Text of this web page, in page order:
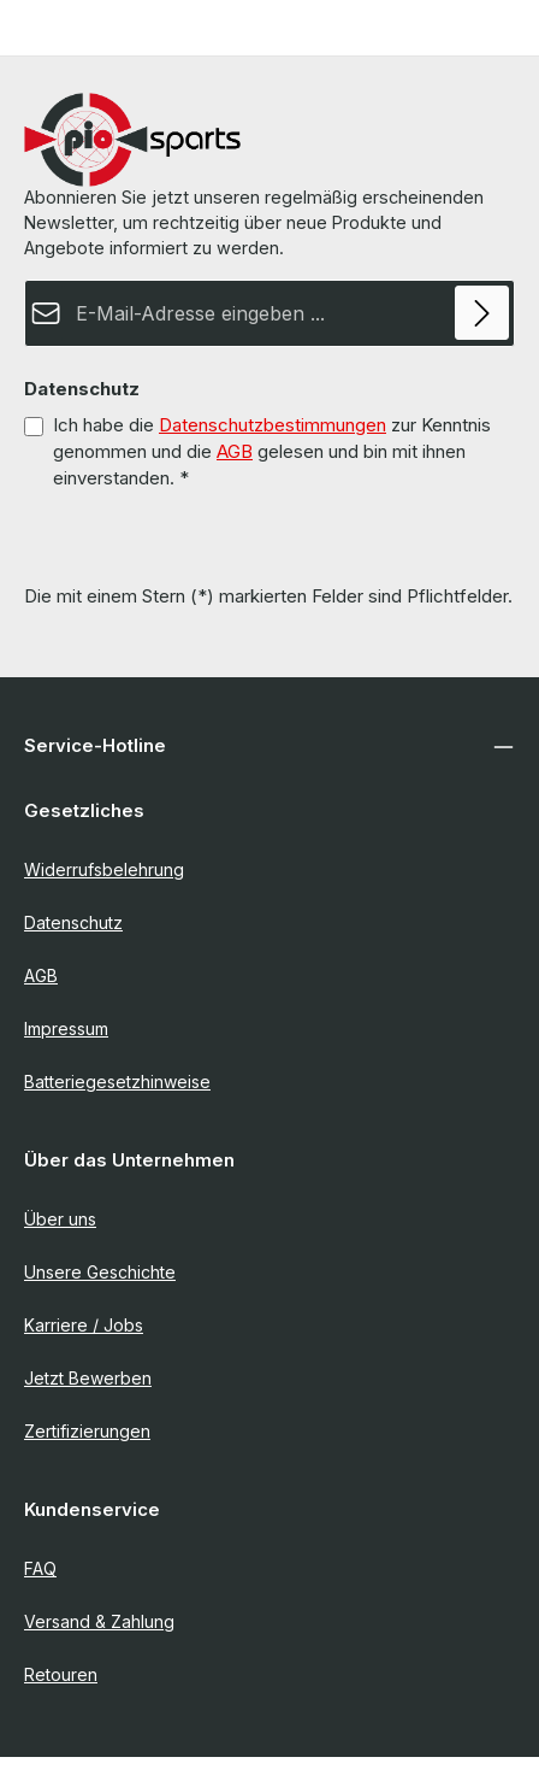
Abonnieren Sie jetzt unseren regelmäßig erscheinenden
Newsletter, um rechtzeitig über neue Produkte und
Angebote informiert zu werden.
Datenschutz
Ich habe die Datenschutzbestimmungen zur Kenntnis
genommen und die AGB gelesen und bin mit ihnen
einverstanden. *
Die mit einem Stern (*) markierten Felder sind Pflichtfelder.
Service-Hotline
Gesetzliches
Widerrufsbelehrung
Datenschutz
AGB
Impressum
Batteriegesetzhinweise
Über das Unternehmen
Über uns
Unsere Geschichte
Karriere / Jobs
Jetzt Bewerben
Zertifizierungen
Kundenservice
FAQ
Versand & Zahlung
Retouren